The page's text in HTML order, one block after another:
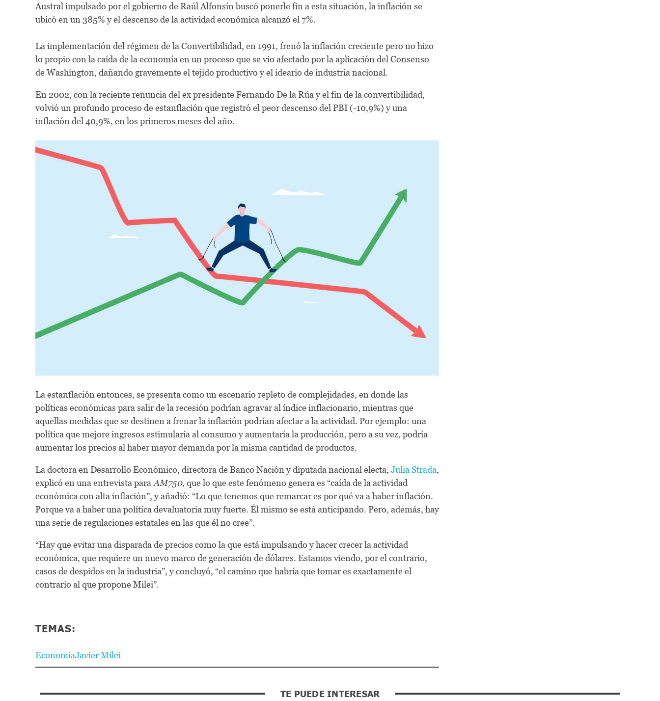
Austral impulsado por el gobierno de Raúl Alfonsín buscó ponerle fin a esta situación, la inflación se
ubicó en un 385% y el descenso de la actividad económica alcanzó el 7%.
La implementación del régimen de la Convertibilidad, en 1991, frenó la inflación creciente pero no hizo
lo propio con la caída de la economía en un proceso que se vio afectado por la aplicación del Consenso
de Washington, dañando gravemente el tejido productivo y el ideario de industria nacional.
En 2002, con la reciente renuncia del ex presidente Fernando De la Rúa y el fin de la convertibilidad,
volvió un profundo proceso de estanflación que registró el peor descenso del PBI (-10,9%) y una
inflación del 40,9%, en los primeros meses del año.
La estanflación entonces, se presenta como un escenario repleto de complejidades, en donde las
políticas económicas para salir de la recesión podrían agravar al índice inflacionario, mientras que
aquellas medidas que se destinen a frenar la inflación podrían afectar a la actividad. Por ejemplo: una
política que mejore ingresos estimularía al consumo y aumentaría la producción, pero a su vez, podría
aumentar los precios al haber mayor demanda por la misma cantidad de productos.
La doctora en Desarrollo Económico, directora de Banco Nación y diputada nacional electa, Julia Strada,
explicó en una entrevista para AM750, que lo que este fenómeno genera es “caída de la actividad
económica con alta inflación”, y añadió: “Lo que tenemos que remarcar es por qué va a haber inflación.
Porque va a haber una política devaluatoria muy fuerte. Él mismo se está anticipando. Pero, además, hay
una serie de regulaciones estatales en las que él no cree”.
“Hay que evitar una disparada de precios como la que está impulsando y hacer crecer la actividad
económica, que requiere un nuevo marco de generación de dólares. Estamos viendo, por el contrario,
casos de despidos en la industria”, y concluyó, “el camino que habría que tomar es exactamente el
contrario al que propone Milei”.
TEMAS:
EconomíaJavier Milei
TE PUEDE INTERESAR